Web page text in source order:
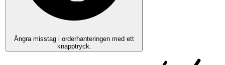
Ångra misstag i orderhanteringen med ett
knapptryck.